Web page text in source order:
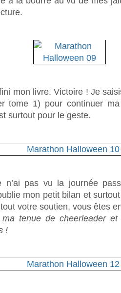
mon livre. Victoire ! Je
tome 1) pour continuer
surtout pour le geste.
n’ai pas vu la journée
mon petit bilan et
votre soutien, vous êtes
ma tenue de cheerleader
!